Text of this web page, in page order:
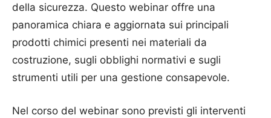
della sicurezza. Questo webinar offre una
panoramica chiara e aggiornata sui principali
prodotti chimici presenti nei materiali da
costruzione, sugli obblighi normativi e sugli
strumenti utili per una gestione consapevole.
Nel corso del webinar sono previsti gli interventi